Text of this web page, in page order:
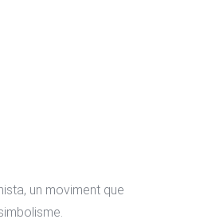
un moviment que